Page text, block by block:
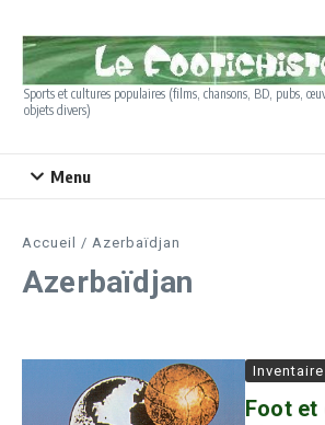
Sports et cultures populaires (films, chansons, BD, pubs,
objets divers)
Menu
Accueil / Azerbaïdjan
Azerbaïdjan
Inventaire
Foot et